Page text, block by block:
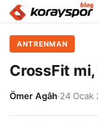
ANTRENMAN
CrossFit
Ömer Agâh·24 Ocak